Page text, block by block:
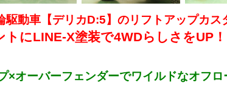
駆動車【デリカD:5】のリフトアップカス
トにLINE-X塗装で4WDらしさをUP！
×オーバーフェンダーでワイルドなオフロ